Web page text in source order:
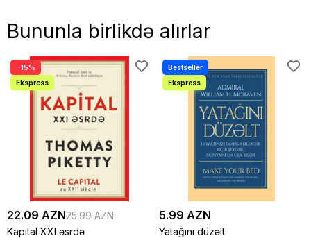
Bununla birlikdə alırlar
−15%
22.09 AZN25.99 AZN
Kapital XXI əsrdə
5.99 AZN
Yatağını düzəlt